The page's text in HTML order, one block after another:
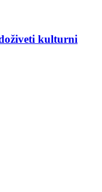
kulturni